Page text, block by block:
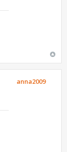
anna2009